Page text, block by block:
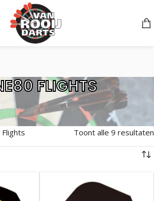
FLIGHTS
Toont alle 9 resultaten